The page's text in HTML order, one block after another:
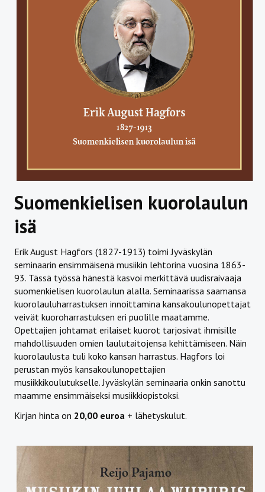
Suomenkielisen kuorolaulun
isä
Erik August Hagfors (1827-1913) toimi Jyväskylän
seminaarin ensimmäisenä musiikin lehtorina vuosina 1863-
93. Tässä työssä hänestä kasvoi merkittävä uudisraivaaja
suomenkielisen kuorolaulun alalla. Seminaarissa saamansa
kuorolauluharrastuksen innoittamina kansakoulunopettajat
veivät kuoroharrastuksen eri puolille maatamme.
Opettajien johtamat erilaiset kuorot tarjosivat ihmisille
mahdollisuuden omien laulutaitojensa kehittämiseen. Näin
kuorolaulusta tuli koko kansan harrastus. Hagfors loi
perustan myös kansakoulunopettajien
musiikkikoulutukselle. Jyväskylän seminaaria onkin sanottu
maamme ensimmäiseksi musiikkiopistoksi.
Kirjan hinta on 20,00 euroa + lähetyskulut.